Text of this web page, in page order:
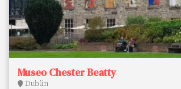
Museo Chester Beatty
Dublin